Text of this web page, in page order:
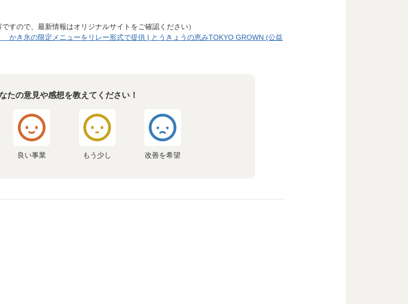
すので、最新情報はオリジナルサイトをご確認ください）
かき氷の限定メニューをリレー形式で提供 | とうきょうの恵みTOKYO GROWN (公益
たの意見や感想を教えてください！
良い事業 もう少し 改善を希望